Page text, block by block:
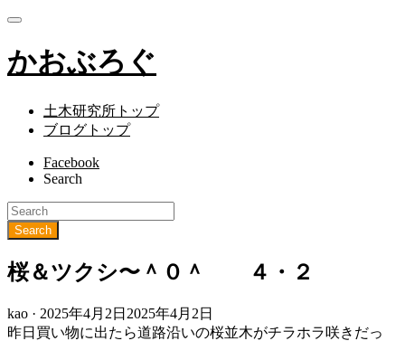
かおぶろぐ
土木研究所トップ
ブログトップ
Facebook
Search
桜＆ツクシ〜＾０＾ ４・２
kao · Posted
on
2025年4月2日 2025年4月2日
昨日買い物に出たら道路沿いの桜並木がチラホラ咲きだっ